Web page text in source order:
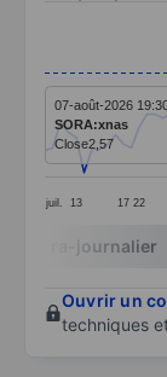
Line chart
The chart
The chart
juil. 13 17 22
07-août-2026
SORA:xnas
Close2,57
End of
Intra-journalier
Ouvrir un
techniques